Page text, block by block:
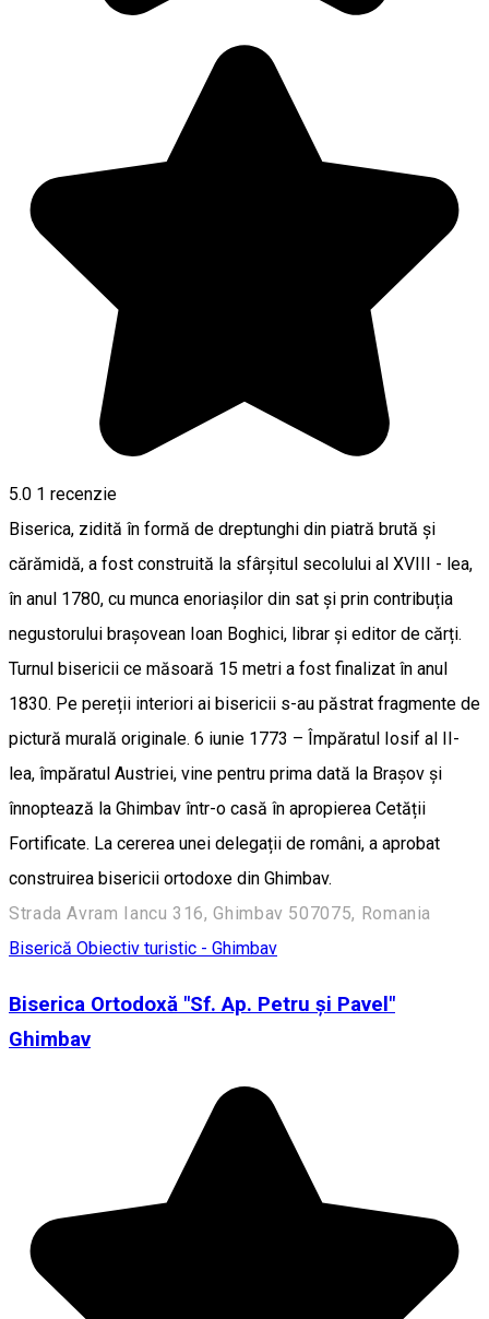
5.0 1 recenzie
Biserica, zidită în formă de dreptunghi din piatră brută și
cărămidă, a fost construită la sfârșitul secolului al XVIII - lea,
în anul 1780, cu munca enoriașilor din sat și prin contribuția
negustorului brașovean Ioan Boghici, librar și editor de cărți.
Turnul bisericii ce măsoară 15 metri a fost finalizat în anul
1830. Pe pereții interiori ai bisericii s-au păstrat fragmente de
pictură murală originale. 6 iunie 1773 – Împăratul Iosif al II-
lea, împăratul Austriei, vine pentru prima dată la Brașov și
înnoptează la Ghimbav într-o casă în apropierea Cetății
Fortificate. La cererea unei delegații de români, a aprobat
construirea bisericii ortodoxe din Ghimbav.
Strada Avram Iancu 316, Ghimbav 507075, Romania
Biserică Obiectiv turistic - Ghimbav
Biserica Ortodoxă "Sf. Ap. Petru și Pavel"
Ghimbav